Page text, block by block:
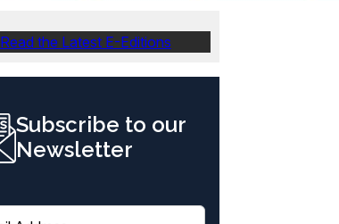
Read the Latest E-Editions
Subscribe to our
Newsletter